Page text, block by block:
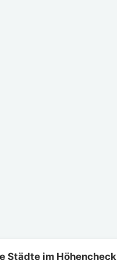
Städte im Höhencheck